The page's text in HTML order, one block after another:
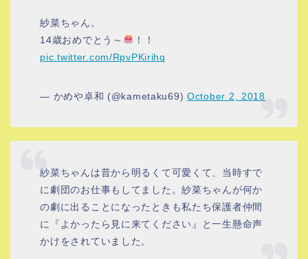
紗菜ちゃん。
14歳おめでとう～
！！
pic.twitter.com/RpvPKirihq
— かめや卓和 (@kametaku69)October 2, 2018
紗菜ちゃんは昔から明るくて可愛くて、当時すで
に劇団のお仕事もしてました。紗菜ちゃんが何か
の劇に出ることになったときも私たち保護者仲間
に『よかったら見に来てください』と一生懸命声
かけをされていました。